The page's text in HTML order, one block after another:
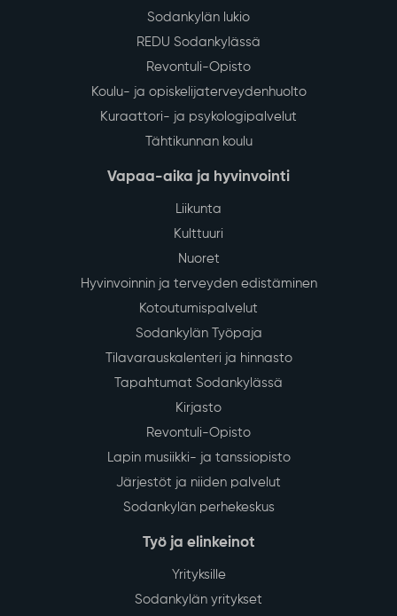
Sodankylän lukio
REDU Sodankylässä
Revontuli-Opisto
Koulu- ja opiskelijaterveydenhuolto
Kuraattori- ja psykologipalvelut
Tähtikunnan koulu
Vapaa-aika ja hyvinvointi
Liikunta
Kulttuuri
Nuoret
Hyvinvoinnin ja terveyden edistäminen
Kotoutumispalvelut
Sodankylän Työpaja
Tilavarauskalenteri ja hinnasto
Tapahtumat Sodankylässä
Kirjasto
Revontuli-Opisto
Lapin musiikki- ja tanssiopisto
Järjestöt ja niiden palvelut
Sodankylän perhekeskus
Työ ja elinkeinot
Yrityksille
Sodankylän yritykset